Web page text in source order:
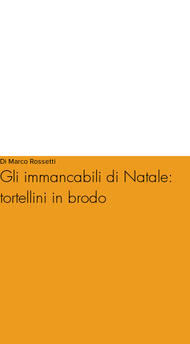
Gli immancabili di Natale:
tortellini in brodo
Di Marco Rossetti